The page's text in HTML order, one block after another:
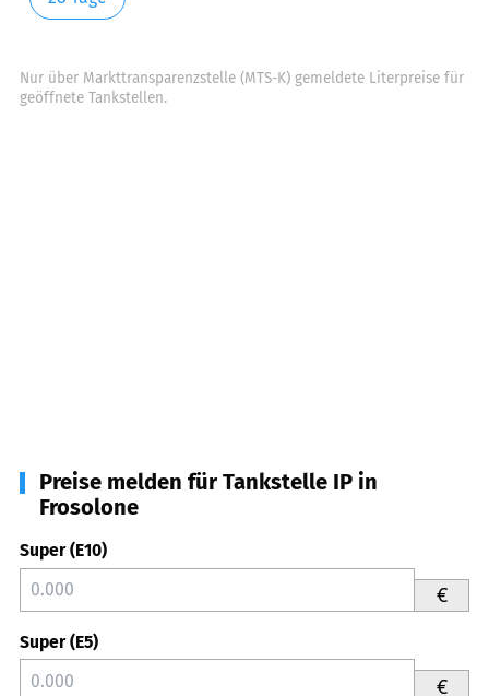
Nur über Markttransparenzstelle (MTS-K) gemeldete Literpreise für
geöffnete Tankstellen.
Preise melden für Tankstelle IP in
Frosolone
Super (E10)
€
Super (E5)
€